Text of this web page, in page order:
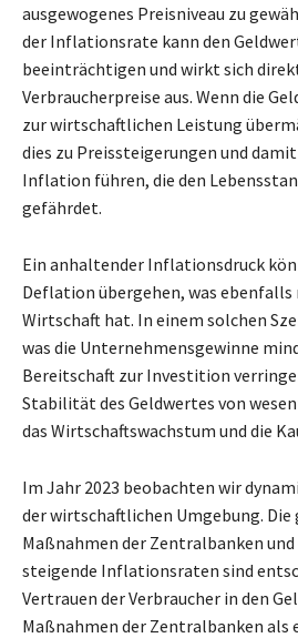
ausgewogenes Preisniveau zu
der Inflationsrate kann den
beeinträchtigen und wirkt sich
Verbraucherpreise aus. Wenn die
zur wirtschaftlichen Leistung
dies zu Preissteigerungen und
Inflation führen, die den
gefährdet.
Ein anhaltender Inflationsdruck
Deflation übergehen, was ebenfalls
Wirtschaft hat. In einem solchen
was die Unternehmensgewinne
Bereitschaft zur Investition
Stabilität des Geldwertes von
das Wirtschaftswachstum und die
Im Jahr 2023 beobachten wir
der wirtschaftlichen Umgebung.
Maßnahmen der Zentralbanken
steigende Inflationsraten sind
Vertrauen der Verbraucher in den
Maßnahmen der Zentralbanken als